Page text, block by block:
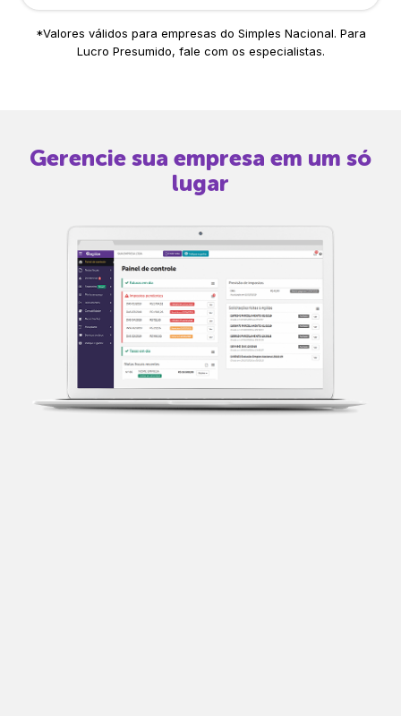
*Valores válidos para empresas do Simples Nacional. Para
Lucro Presumido, fale com os especialistas.
Gerencie sua empresa em um só
lugar